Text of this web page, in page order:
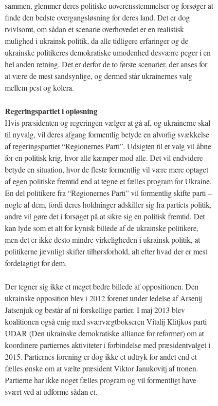
sammen, glemmer deres politiske uoverensstemmelser og forsøger at
finde den bedste overgangsløsning for deres land. Det er dog
tvivlsomt, om sådan et scenarie overhovedet er en realistisk
mulighed i ukrainsk politik, da alle tidligere erfaringer og de
ukrainske politikeres demokratiske umodenhed desværre peger i en
hel anden retning. Det er derfor de to første scenarier, der anses for
at være de mest sandsynlige, og dermed står ukrainernes valg
mellem pest og kolera.
Regeringspartiet i opløsning
Hvis præsidenten og regeringen vælger at gå af, og ukrainerne skal
til nyvalg, vil deres afgang formentlig betyde en alvorlig svækkelse
af regeringspartiet “Regionernes Parti”. Udsigten til et valg vil åbne
for en politisk krig, hvor alle kæmper mod alle. Det vil endvidere
betyde en situation, hvor de fleste formentlig vil være mere optaget
af egen politiske fremtid end at tegne et fælles program for Ukraine.
En del politikere fra “Regionernes Parti” vil formentlig skifte parti –
nogle af dem, fordi deres holdninger adskiller sig fra partiets politik,
andre vil gøre det i forsøget på at sikre sig en politisk fremtid. Det
kan lyde som et alt for kynisk billede af de ukrainske politikere,
men det er ikke desto mindre virkeligheden i ukrainsk politik, at
politikerne jævnligt skifter tilhørsforhold, alt efter hvad der er mest
fordelagtigt for dem.
Der tegner sig ikke et meget bedre billede af oppositionen. Den
ukrainske opposition blev i 2012 forenet under ledelse af Arsenij
Jatsenjuk og består af ni forskellige partier. I maj 2013 blev
koalitionen også enig med sværvægtbokseren Vitalij Klitjkos parti
UDAR (Den ukrainske demokratiske alliance for reformer) om at
koordinere partiernes aktiviteter i forbindelse med præsidentvalget i
2015. Partiernes forening er dog ikke et udtryk for andet end et
fælles ønske om at vælte præsident Viktor Janukovitj af tronen.
Partierne har ikke noget fælles program og vil formentligt have
svært ved at udforme sådan et.